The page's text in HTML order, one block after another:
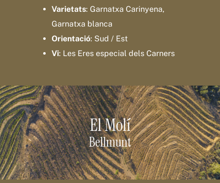
Varietats: Garnatxa Carinyena,
Garnatxa blanca
Orientació: Sud / Est
Vi: Les Eres especial dels Carners
El Molí
Bellmunt